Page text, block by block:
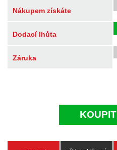
Nákupem získáte
Dodací lhůta
Záruka
KOUPIT